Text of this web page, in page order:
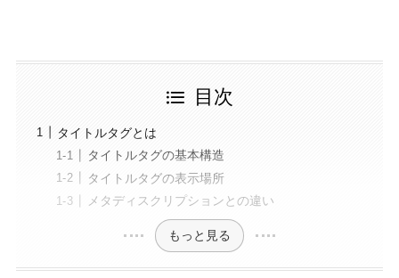
目次
タイトルタグとは
タイトルタグの基本構造
タイトルタグの表示場所
メタディスクリプションとの違い
もっと見る